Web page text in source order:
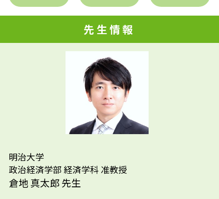
先生情報
明治大学
政治経済学部 経済学科 准教授
倉地 真太郎 先生
ことにしました。折しも世の中はリーマン・
ショックに見舞われている頃でしたが、大学で
恩師に出会い、経済学や社会保障論、そして
専門の財政学を研究するようになりました。
中でも興味を持ったのがデンマークの財政の
研究で、デンマークではかつて失業しても半永
久的に失業給付がもらえる制度があったので
す。そういった興味が現在の研究に至ったきっ
いるの？
国家公務員/地方公務員/コンサルタント/ITサ
ービス/金融業/保険業/不動産/食品関係/アパ
レル/社労士事務所/税理士事務所/公認会計士